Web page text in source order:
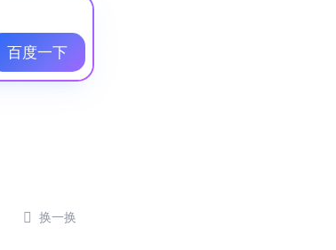
百度一下
 换一换